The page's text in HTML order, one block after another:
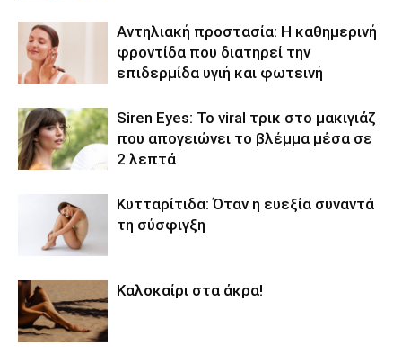
Αντηλιακή προστασία: Η καθημερινή
φροντίδα που διατηρεί την
επιδερμίδα υγιή και φωτεινή
Siren Eyes: Το viral τρικ στο μακιγιάζ
που απογειώνει το βλέμμα μέσα σε
2 λεπτά
Κυτταρίτιδα: Όταν η ευεξία συναντά
τη σύσφιγξη
Καλοκαίρι στα άκρα!